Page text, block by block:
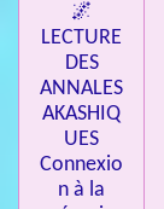
🌌
LECTURE
DES
ANNALES
AKASHIQ
UES
Connexio
n à la